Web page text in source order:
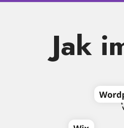
Jak